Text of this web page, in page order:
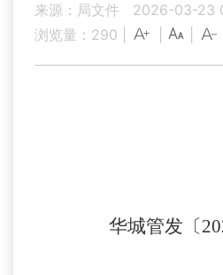
来源：局文件
2026-03-23
浏览量： 290
华城管发〔